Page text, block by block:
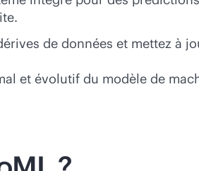
de données et mettez à
et évolutif du modèle de